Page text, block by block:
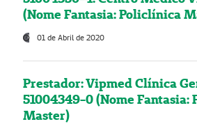
(Nome Fantasia: Policlínica
01 de Abril de 2020
Prestador: Vipmed Clínica
51004349-0 (Nome Fantasia:
Master)